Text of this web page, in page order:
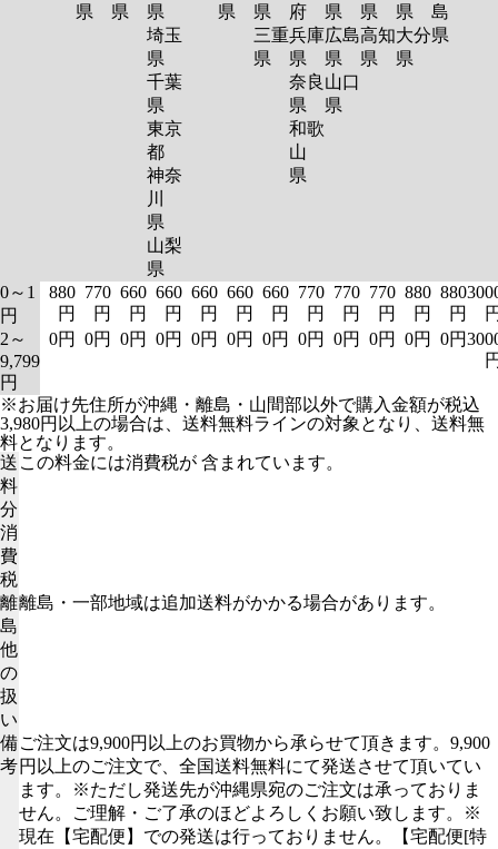
県 県 県
埼玉
県
千葉
県
東京
都
神奈
川
県
山梨
県
県 県
三重
県
府
兵庫
県
奈良
県
和歌
山
県
県
広島
県
山口
県
県
高知
県
県
大分
県
島
県
0～1
円
880
円
770
円
660
円
660
円
660
円
660
円
660
円
770
円
770
円
770
円
880
円
880
円
2～
9,799
円
0円 0円 0円 0円 0円 0円 0円 0円 0円 0円 0円 0円
※お届け先住所が沖縄・離島・山間部以外で購入金額が税込
3,980円以上の場合は、送料無料ラインの対象となり、送料無
料となります。
送
料
分
消
費
税
この料金には消費税が 含まれています。
離
島
他
の
扱
い
離島・一部地域は追加送料がかかる場合があります。
備
考
ご注文は9,900円以上のお買物から承らせて頂きます。9,900
円以上のご注文で、全国送料無料にて発送させて頂いてい
ます。※ただし発送先が沖縄県宛のご注文は承っておりま
せん。ご理解・ご了承のほどよろしくお願い致します。※
現在【宅配便】での発送は行っておりません。【宅配便[特